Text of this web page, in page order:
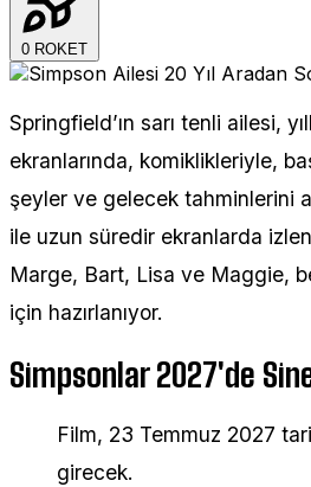
0 ROKET
Springfield’ın sarı tenli ailesi,
ekranlarında, komiklikleriyle,
şeyler ve gelecek tahminlerini
ile uzun süredir ekranlarda
Marge, Bart, Lisa ve Maggie,
için hazırlanıyor.
Simpsonlar 2027'de
Film, 23 Temmuz 2027
girecek.